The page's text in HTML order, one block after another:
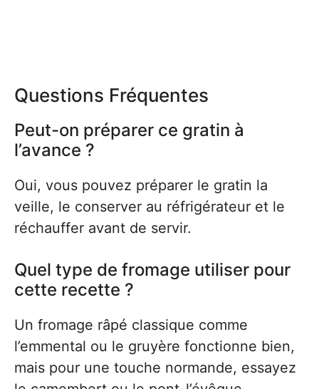
Questions Fréquentes
Peut-on préparer ce gratin à
l’avance ?
Oui, vous pouvez préparer le gratin la
veille, le conserver au réfrigérateur et le
réchauffer avant de servir.
Quel type de fromage utiliser pour
cette recette ?
Un fromage râpé classique comme
l’emmental ou le gruyère fonctionne bien,
mais pour une touche normande, essayez